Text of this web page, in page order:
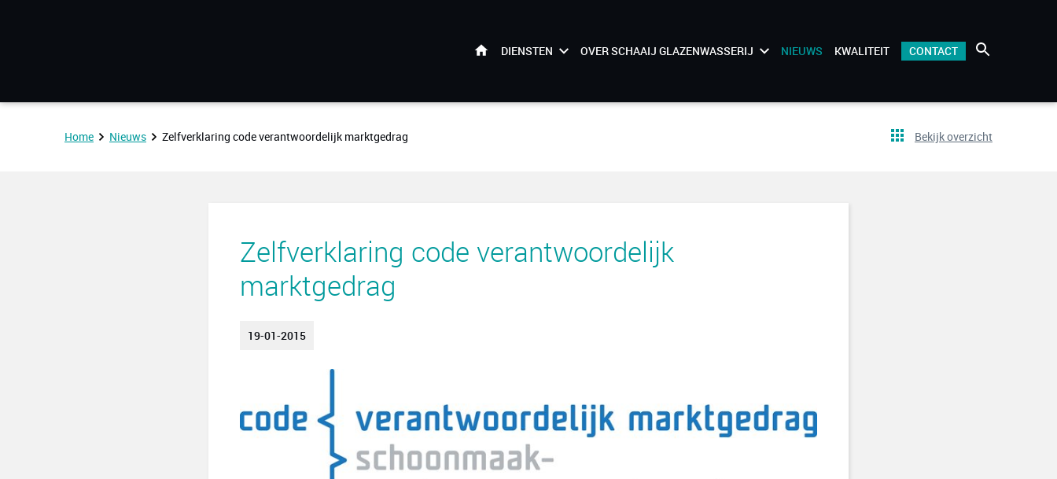
HOME
DIENSTEN OVER SCHAAIJ GLAZENWASSERIJ NIEUWS KWALITEIT CONTACT
Home Nieuws Zelfverklaring code verantwoordelijk marktgedrag Bekijk overzicht
Zelfverklaring code verantwoordelijk
marktgedrag
19-01-2015